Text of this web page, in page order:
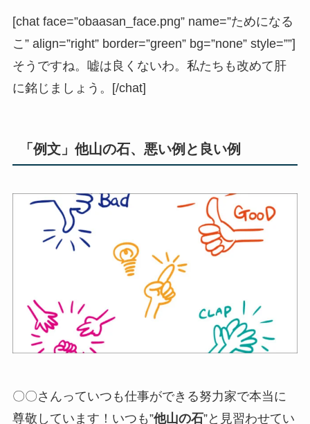
[chat face=”obaasan_face.png” name=”ためになる
こ” align=”right” border=”green” bg=”none” style=””]
そうですね。嘘は良くないわ。私たちも改めて肝
に銘じましょう。[/chat]
「例文」他山の石、悪い例と良い例
〇〇さんっていつも仕事ができる努力家で本当に
尊敬しています！いつも”他山の石”と見習わせてい